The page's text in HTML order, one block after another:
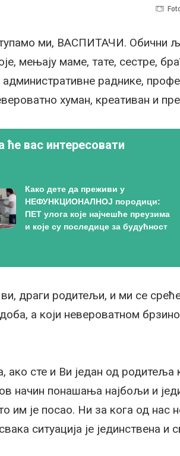
ми, ВАСПИТАЧИ. Обични
мењају маме, тате, сестре,
административне раднике,
хуман, креативан и
вас интересовати
Како дете да преживи у
НЕФУНКЦИОНАЛНОЈ породици:
ПЕТ улога које најчешће преузима
и које су последице за будућност
драги родитељи, и ми се
а који невероватном
ако сте и Ви један од родитеља
начин понашања најбољи и
им је посао. Ни за кога од нас
ситуација је јединствена и